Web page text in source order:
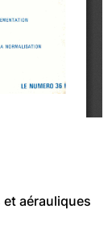
aérauliques